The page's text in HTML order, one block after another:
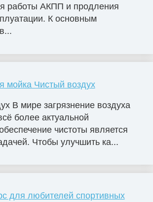
работы АКПП и продления
К основным
мойка Чистый воздух
В мире загрязнение воздуха
более актуальной
чистоты является
Чтобы улучшить ка...
для любителей спортивных